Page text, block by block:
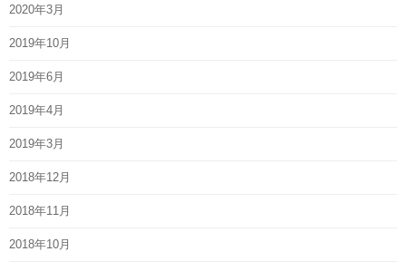
2020年3月
2019年10月
2019年6月
2019年4月
2019年3月
2018年12月
2018年11月
2018年10月